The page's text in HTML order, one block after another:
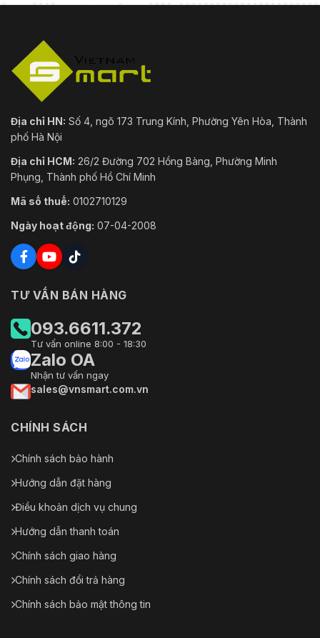
Địa chỉ HN: Số 4, ngõ 173 Trung Kính, Phường Yên Hòa, Thành
phố Hà Nội
Địa chỉ HCM: 26/2 Đường 702 Hồng Bàng, Phường Minh
Phụng, Thành phố Hồ Chí Minh
Mã số thuế: 0102710129
Ngày hoạt động: 07-04-2008
TƯ VẤN BÁN HÀNG
093.6611.372
Tư vấn online 8:00 - 18:30
Zalo OA
Nhận tư vấn ngay
sales@vnsmart.com.vn
CHÍNH SÁCH
Chính sách bảo hành
Hướng dẫn đặt hàng
Điều khoản dịch vụ chung
Hướng dẫn thanh toán
Chính sách giao hàng
Chính sách đổi trả hàng
Chính sách bảo mật thông tin